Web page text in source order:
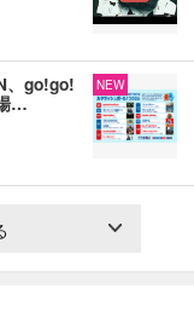
、go!go!
…
NEW